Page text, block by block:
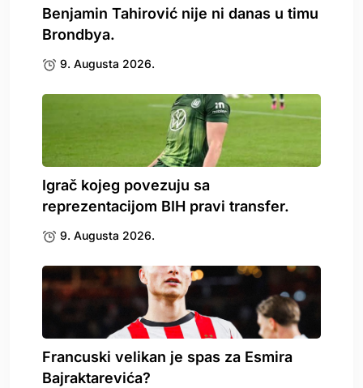
Benjamin Tahirović nije ni danas u timu
Brondbya.
9. Augusta 2026.
Igrač kojeg povezuju sa
reprezentacijom BIH pravi transfer.
9. Augusta 2026.
Francuski velikan je spas za Esmira
Bajraktarevića?